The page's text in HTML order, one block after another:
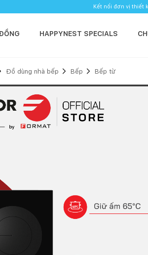
Kết nối đơn vị thiết
HAPPYNEST SPECIALS
Đồ dùng nhà bếp Bếp Bếp từ